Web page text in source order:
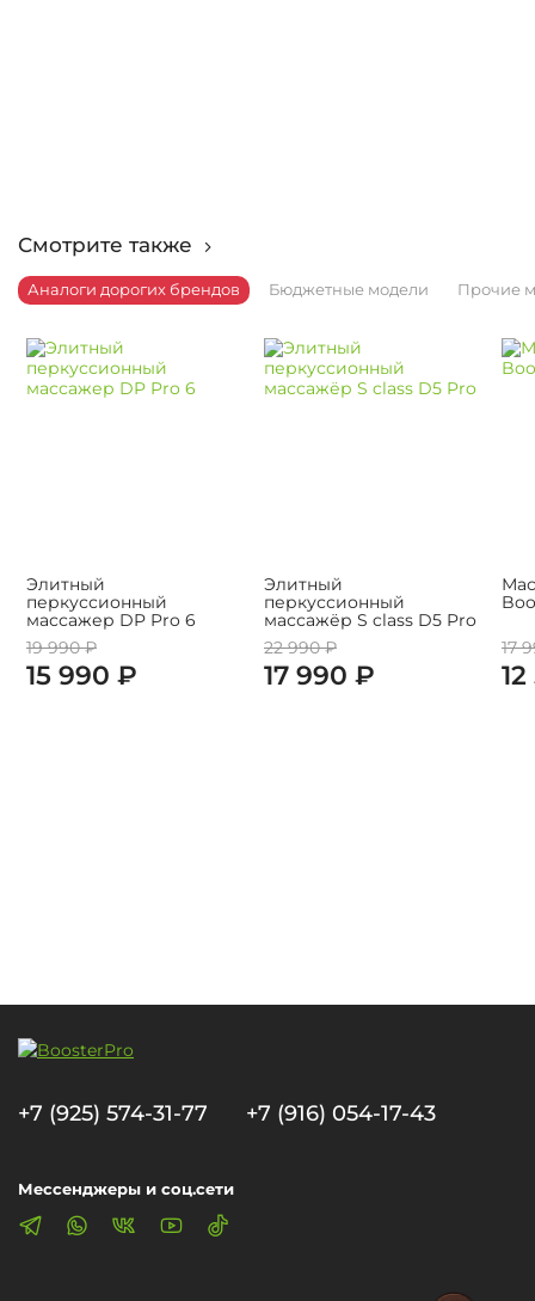
Смотрите также
Аналоги дорогих брендов Бюджетные модели Прочие
Элитный
перкуссионный
массажер DP Pro 6
19 990 ₽
15 990 ₽
Элитный
перкуссионный
массажёр S class D5 Pro
22 990 ₽
17 990 ₽
17
+7 (925) 574-31-77 +7 (916) 054-17-43
Мессенджеры и соц.сети